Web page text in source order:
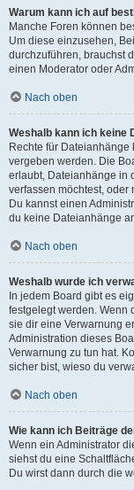
Warum kann ich auf
Manche Foren können
Um diese einzusehen,
durchzuführen, brauchst
einen Moderator oder
Nach oben
Weshalb kann ich keine
Rechte für
vergeben werden. Die
erlaubt, Dateianhänge in
verfassen möchtest,
Du kannst einen
du keine Dateianhänge
Nach oben
Weshalb wurde ich
In jedem Board gibt es
festgelegt werden. Wenn
sie dir eine Verwarnung
Administration dieses
Verwarnung zu tun hat.
sicher bist, wieso du
Nach oben
Wie kann ich Beiträge
Wenn ein Administrator
siehst du eine
Du wirst dann durch die